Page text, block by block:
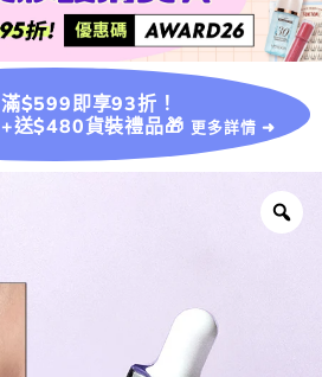
滿$599即享93折！
+送$480貨裝禮品🎁 更多詳情 ➜